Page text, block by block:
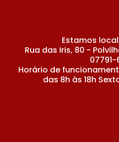
Estamos
Rua das Iris, 80 -
07791-
Horário de
das 8h às 18h